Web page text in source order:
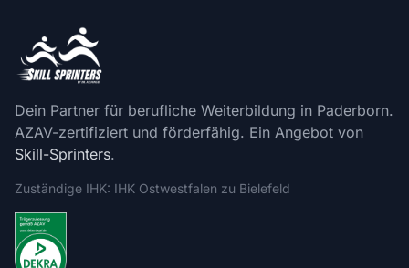
Dein Partner für berufliche Weiterbildung in Paderborn.
AZAV-zertifiziert und förderfähig. Ein Angebot von
Skill-Sprinters.
Zuständige IHK: IHK Ostwestfalen zu Bielefeld